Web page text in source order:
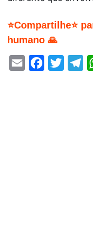
⭐Compartilhe⭐
humano 🙏
Email